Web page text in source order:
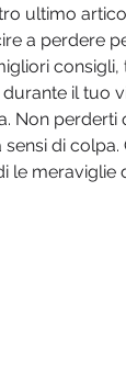
ultimo
a perdere
il tuo
Non perderti
di
meraviglie